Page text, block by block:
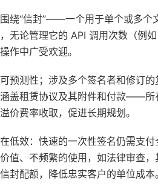
绕“信封”——一个用于单个或多
无论管理它的 API 调用次数（例
作中广受欢迎。
预测性；涉及多个签名者和修订
盖租赁协议及其附件和付款——
价费率收取，促进长期规划。
低效：快速的一次性签名仍需支
值、不频繁的使用，如法律审查
封配额，降低忠实客户的单位成本。